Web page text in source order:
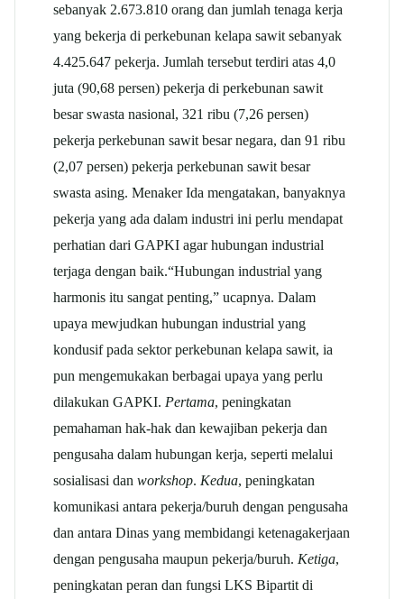
sebanyak 2.673.810 orang dan jumlah tenaga kerja
yang bekerja di perkebunan kelapa sawit sebanyak
4.425.647 pekerja. Jumlah tersebut terdiri atas 4,0
juta (90,68 persen) pekerja di perkebunan sawit
besar swasta nasional, 321 ribu (7,26 persen)
pekerja perkebunan sawit besar negara, dan 91 ribu
(2,07 persen) pekerja perkebunan sawit besar
swasta asing. Menaker Ida mengatakan, banyaknya
pekerja yang ada dalam industri ini perlu mendapat
perhatian dari GAPKI agar hubungan industrial
terjaga dengan baik.“Hubungan industrial yang
harmonis itu sangat penting,” ucapnya. Dalam
upaya mewjudkan hubungan industrial yang
kondusif pada sektor perkebunan kelapa sawit, ia
pun mengemukakan berbagai upaya yang perlu
dilakukan GAPKI. Pertama, peningkatan
pemahaman hak-hak dan kewajiban pekerja dan
pengusaha dalam hubungan kerja, seperti melalui
sosialisasi dan workshop. Kedua, peningkatan
komunikasi antara pekerja/buruh dengan pengusaha
dan antara Dinas yang membidangi ketenagakerjaan
dengan pengusaha maupun pekerja/buruh. Ketiga,
peningkatan peran dan fungsi LKS Bipartit di